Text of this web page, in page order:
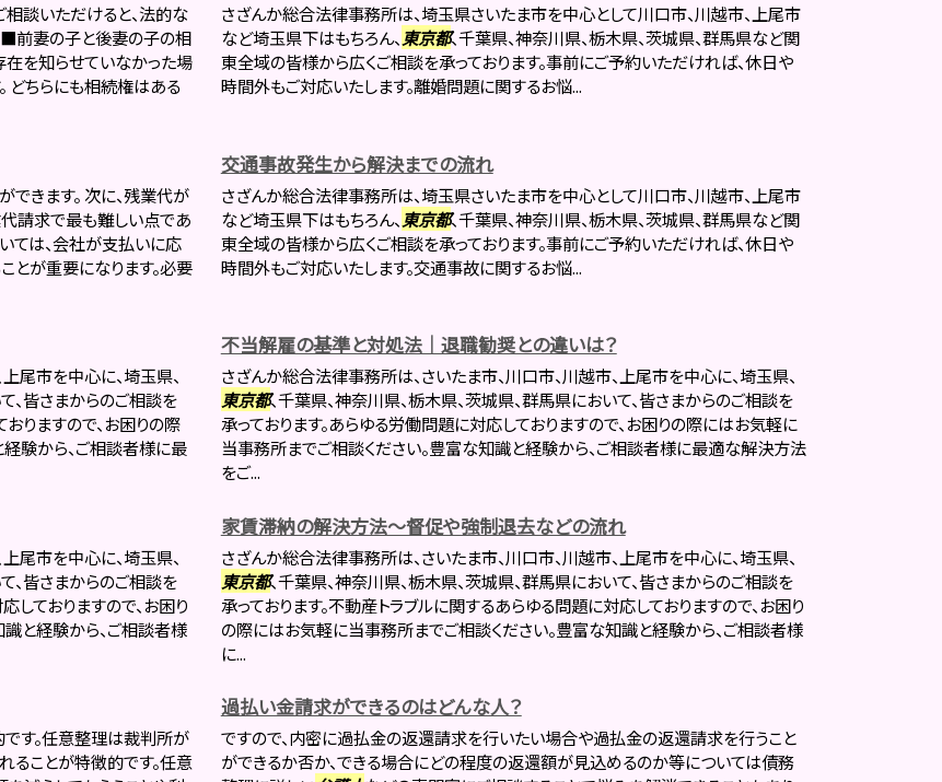
相談いただけると、法的な
■前妻の子と後妻の子の相
を知らせていなかった場
どちらにも相続権はある
さざんか総合法律事務所は、埼玉県さいたま市を中心として川口市、川越市、上尾市
など埼玉県下はもちろん、東京都、千葉県、神奈川県、栃木県、茨城県、群馬県など関
東全域の皆様から広くご相談を承っております。事前にご予約いただければ、休日や
時間外もご対応いたします。離婚問題に関するお悩...
きます。 次に、残業代が
請求で最も難しい点であ
ては、会社が支払いに応
とが重要になります。必要
交通事故発生から解決までの流れ
さざんか総合法律事務所は、埼玉県さいたま市を中心として川口市、川越市、上尾市
など埼玉県下はもちろん、 東京都、千葉県、神奈川県、栃木県、茨城県、群馬県など関
東全域の皆様から広くご相談を承っております。事前にご予約いただければ、休日や
時間外もご対応いたします。交通事故に関するお悩...
尾市を中心に、埼玉県、
、皆さまからのご相談を
りますので、お困りの際
験から、ご相談者様に最
不当解雇の基準と対処法｜退職勧奨との違いは？
さざんか総合法律事務所は、さいたま市、川口市、川越市、上尾市を中心に、埼玉県、
東京都、千葉県、神奈川県、栃木県、茨城県、群馬県において、皆さまからのご相談を
承っております。あらゆる労働問題に対応しておりますので、お困りの際にはお気軽に
当事務所までご相談ください。豊富な知識と経験から、ご相談者様に最適な解決方法
をご...
尾市を中心に、埼玉県、
、皆さまからのご相談を
しておりますので、お困り
と経験から、ご相談者様
家賃滞納の解決方法～督促や強制退去などの流れ
さざんか総合法律事務所は、さいたま市、川口市、川越市、上尾市を中心に、埼玉県、
東京都、千葉県、神奈川県、栃木県、茨城県、群馬県において、皆さまからのご相談を
承っております。不動産トラブルに関するあらゆる問題に対応しておりますので、お困り
の際にはお気軽に当事務所までご相談ください。豊富な知識と経験から、ご相談者様
に...
す。任意整理は裁判所が
ることが特徴的です。任意
過払い金請求ができるのはどんな人？
ですので、内密に過払金の返還請求を行いたい場合や過払金の返還請求を行うこと
ができるか否か、できる場合にどの程度の返還額が見込めるのか等については債務